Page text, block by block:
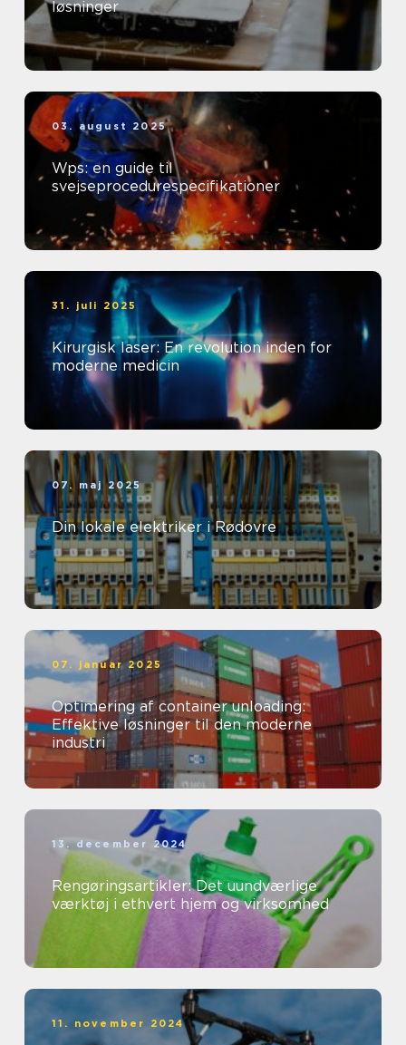
løsninger
03. august 2025
Wps: en guide til
svejseprocedurespecifikationer
31. juli 2025
Kirurgisk laser: En revolution inden for
moderne medicin
07. maj 2025
Din lokale elektriker i Rødovre
07. januar 2025
Optimering af container unloading:
Effektive løsninger til den moderne
industri
13. december 2024
Rengøringsartikler: Det uundværlige
værktøj i ethvert hjem og virksomhed
11. november 2024